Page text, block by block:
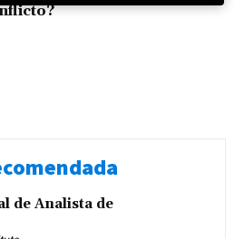
de Analista de